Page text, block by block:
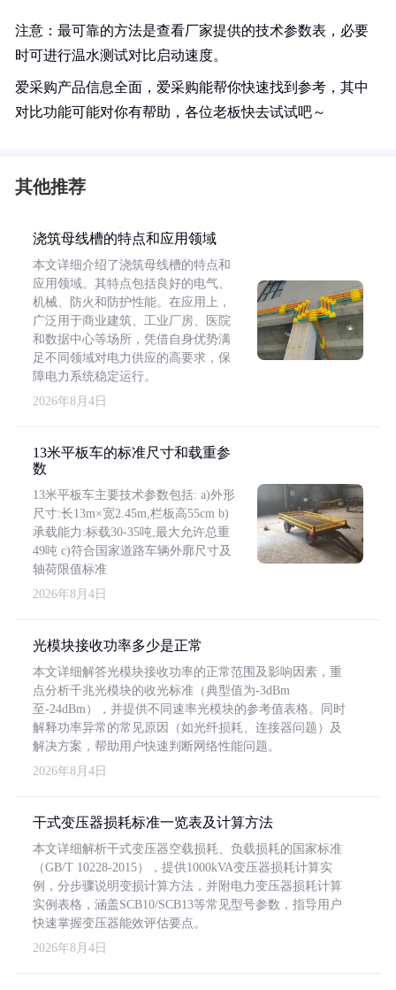
注意：最可靠的方法是查看厂家提供的技术参数表，必要
时可进行温水测试对比启动速度。
爱采购产品信息全面，爱采购能帮你快速找到参考，其中
对比功能可能对你有帮助，各位老板快去试试吧～
其他推荐
浇筑母线槽的特点和应用领域
本文详细介绍了浇筑母线槽的特点和
应用领域。其特点包括良好的电气、
机械、防火和防护性能。在应用上，
广泛用于商业建筑、工业厂房、医院
和数据中心等场所，凭借自身优势满
足不同领域对电力供应的高要求，保
障电力系统稳定运行。
2026年8月4日
13米平板车的标准尺寸和载重参
数
13米平板车主要技术参数包括: a)外形
尺寸:长13m×宽2.45m,栏板高55cm b)
承载能力:标载30-35吨,最大允许总重
49吨 c)符合国家道路车辆外廓尺寸及
轴荷限值标准
2026年8月4日
光模块接收功率多少是正常
本文详细解答光模块接收功率的正常范围及影响因素，重
点分析千兆光模块的收光标准（典型值为-3dBm
至-24dBm），并提供不同速率光模块的参考值表格。同时
解释功率异常的常见原因（如光纤损耗、连接器问题）及
解决方案，帮助用户快速判断网络性能问题。
2026年8月4日
干式变压器损耗标准一览表及计算方法
本文详细解析干式变压器空载损耗、负载损耗的国家标准
（GB/T 10228-2015），提供1000kVA变压器损耗计算实
例，分步骤说明变损计算方法，并附电力变压器损耗计算
实例表格，涵盖SCB10/SCB13等常见型号参数，指导用户
快速掌握变压器能效评估要点。
2026年8月4日